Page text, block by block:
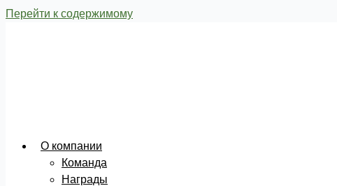
Перейти к содержимому
О компании
Команда
Награды